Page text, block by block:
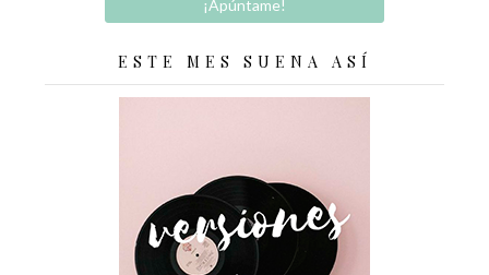
ESTE MES SUENA ASÍ